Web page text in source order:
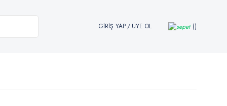
GİRİŞ YAP/ ÜYE OL